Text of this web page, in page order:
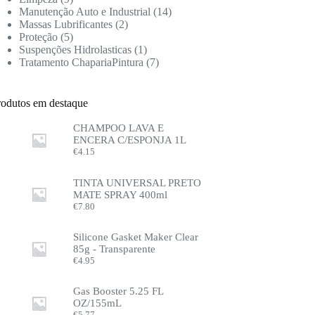
Manutenção Auto e Industrial
14
Massas Lubrificantes 2
Proteção 5
Suspenções Hidrolasticas 1
Tratamento ChapariaPintura
7
em destaque
CHAMPOO LAVA E
ENCERA C/ESPONJA 1L
€4.15
TINTA UNIVERSAL PRETO
MATE SPRAY 400ml
€7.80
Silicone Gasket Maker Clear
85g - Transparente
€4.95
Gas Booster 5.25 FL
OZ/155mL